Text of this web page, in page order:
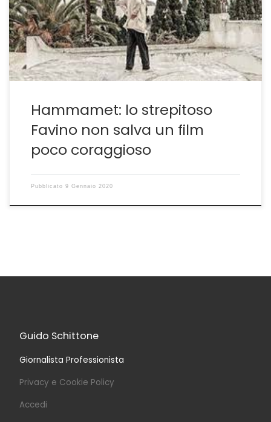
italiano simbolo della Prima Repubblica, non è una
riflessione politica o la rivisitazione di quei giorni e se è
dramma in pochi […]
Hammamet: lo strepitoso
Favino non salva un film
poco coraggioso
Pubblicato 9 Gennaio 2020
Guido Schittone
Giornalista Professionista
Privacy e Cookie Policy
Accedi